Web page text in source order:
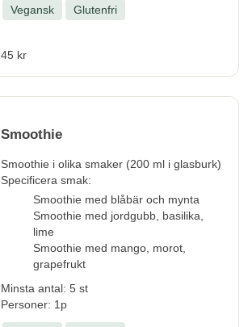
Vegansk
Glutenfri
45 kr
Smoothie
Smoothie i olika smaker (200 ml i glasburk)
Specificera smak:
Smoothie med blåbär och mynta
Smoothie med jordgubb, basilika,
lime
Smoothie med mango, morot,
grapefrukt
Minsta antal: 5 st
Personer: 1p